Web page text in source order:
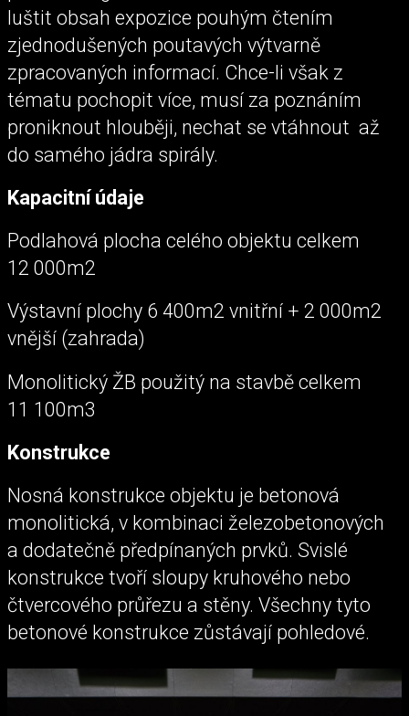
luštit obsah expozice pouhým čtením
zjednodušených poutavých výtvarně
zpracovaných informací. Chce-li však z
tématu pochopit více, musí za poznáním
proniknout hlouběji, nechat se vtáhnout až
do samého jádra spirály.
Kapacitní údaje
Podlahová plocha celého objektu celkem
12 000m2
Výstavní plochy 6 400m2 vnitřní + 2 000m2
vnější (zahrada)
Monolitický ŽB použitý na stavbě celkem
11 100m3
Konstrukce
Nosná konstrukce objektu je betonová
monolitická, v kombinaci železobetonových
a dodatečně předpínaných prvků. Svislé
konstrukce tvoří sloupy kruhového nebo
čtvercového průřezu a stěny. Všechny tyto
betonové konstrukce zůstávají pohledové.